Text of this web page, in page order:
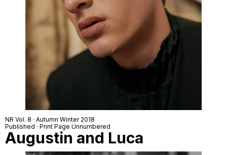
NR Vol. 8 · Autumn Winter 2018
Published · Print Page Unnumbered
Augustin and Luca